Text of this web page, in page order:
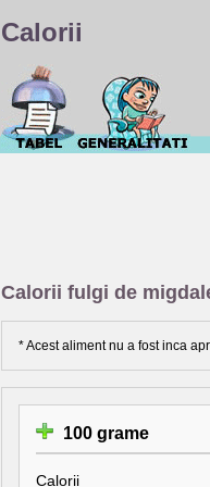
Calorii
Calorii fulgi de
* Acest aliment nu a fost inca
100 grame
Calorii